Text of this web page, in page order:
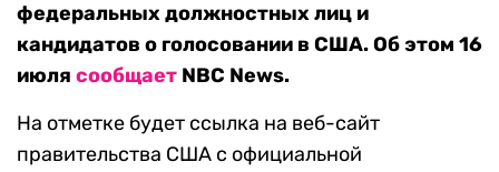
федеральных должностных лиц и
кандидатов о голосовании в США. Об этом 16
июля сообщает NBC News.
На отметке будет ссылка на веб-сайт
правительства США с официальной